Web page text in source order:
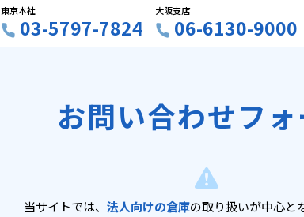
東京本社
03-5797-7824
大阪支店
06-6130-9000
お問い合わせフォ
当サイトでは、 法人向けの倉庫の取り扱いが中心と